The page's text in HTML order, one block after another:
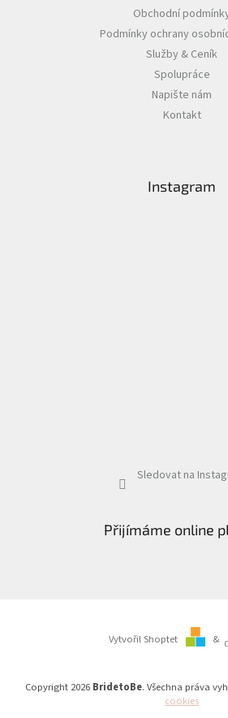
Obchodní
Podmínky ochrany
Služby & Ceník
Spolupráce
Napište nám
Kontakt
Instagram
Sledovat na
Přijímáme online
Vytvořil Shoptet &
Copyright 2026 BridetoBe. Všechna práva
cookies